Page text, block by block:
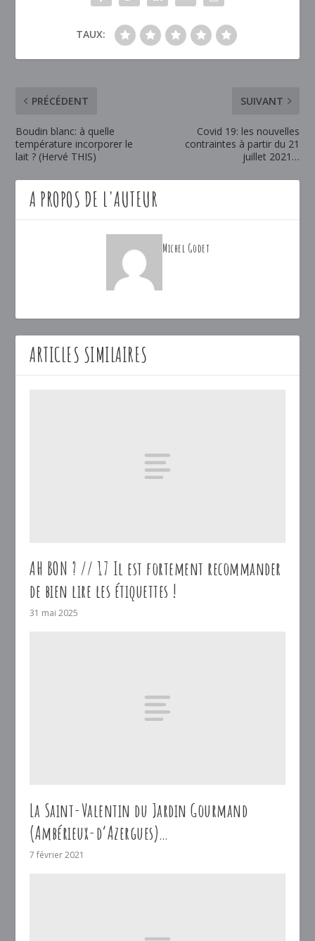
TAUX:
PRÉCÉDENT
Boudin blanc: à quelle
température incorporer le
lait ? (Hervé THIS)
SUIVANT
Covid 19: les nouvelles
contraintes à partir du 21
juillet 2021…
A PROPOS DE L'AUTEUR
Michel Godet
ARTICLES SIMILAIRES
AH BON ? // 17 Il est fortement recommander
de bien lire les étiquettes !
31 mai 2025
La Saint-Valentin du Jardin Gourmand
(Ambérieux-d’Azergues)…
7 février 2021